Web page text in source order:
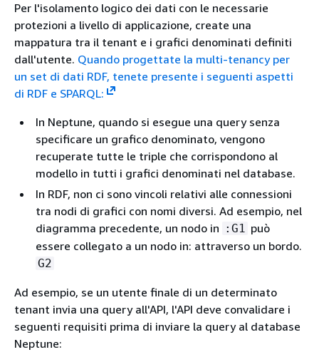
Per l'isolamento logico dei dati con le necessarie
protezioni a livello di applicazione, create una
mappatura tra il tenant e i grafici denominati definiti
dall'utente. Quando progettate la multi-tenancy per
un set di dati RDF, tenete presente i seguenti aspetti
di RDF e SPARQL:
In Neptune, quando si esegue una query senza
specificare un grafico denominato, vengono
recuperate tutte le triple che corrispondono al
modello in tutti i grafici denominati nel database.
In RDF, non ci sono vincoli relativi alle connessioni
tra nodi di grafici con nomi diversi. Ad esempio, nel
diagramma precedente, un nodo in :G1 può
essere collegato a un nodo in: attraverso un bordo.
G2
Ad esempio, se un utente finale di un determinato
tenant invia una query all'API, l'API deve convalidare i
seguenti requisiti prima di inviare la query al database
Neptune: